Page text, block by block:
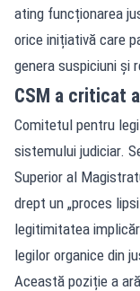
ating funcționarea
orice inițiativă care
genera suspiciuni și
CSM a criticat
Comitetul pentru
sistemului judiciar.
Superior al
drept un „proces
legitimitatea
legilor organice din
Această poziție a